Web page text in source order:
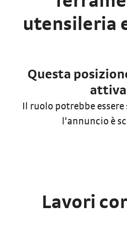
utensileria
Questa
attiva
Il ruolo potrebbe
l'annuncio è
Lavori